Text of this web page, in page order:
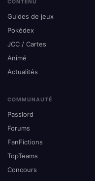
CONTENU
Guides de jeux
Pokédex
JCC / Cartes
Animé
Actualités
COMMUNAUTÉ
Passlord
Forums
FanFictions
TopTeams
Concours